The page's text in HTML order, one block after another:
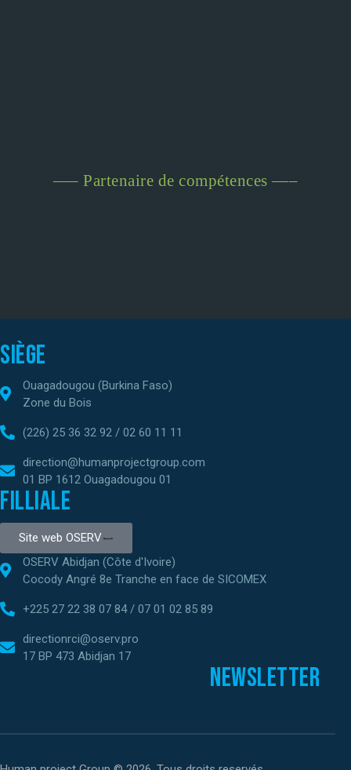
—– Partenaire de compétences —–
Siège
Ouagadougou (Burkina Faso)
Zone du Bois
(226) 25 36 32 92 / 02 60 11 11
direction@humanprojectgroup.com
01 BP 1612 Ouagadougou 01
Filliale
Site web OSERV
OSERV Abidjan (Côte d'Ivoire)
Cocody Angré 8e Tranche en face de SICOMEX
+225 27 22 38 07 84 / 07 01 02 85 89
directionrci@oserv.pro
17 BP 473 Abidjan 17
Newsletter